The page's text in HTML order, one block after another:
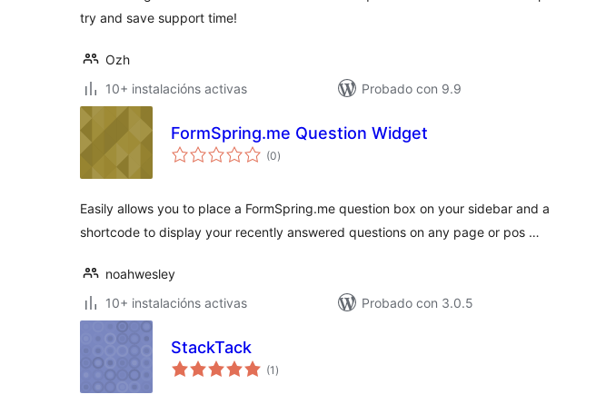
try and save support time!
Ozh
10+ instalacións activas
Probado con 9.9
FormSpring.me Question Widget
(0valoracións
totais
)
Easily allows you to place a FormSpring.me question box on your sidebar and a
shortcode to display your recently answered questions on any page or pos …
noahwesley
10+ instalacións activas
Probado con 3.0.5
StackTack
(1 valoracións
totais
)